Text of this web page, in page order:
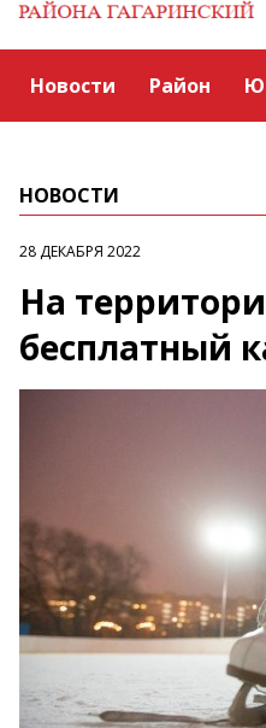
Новости Район
НОВОСТИ
28 ДЕКАБРЯ 2022
На
бесплатный